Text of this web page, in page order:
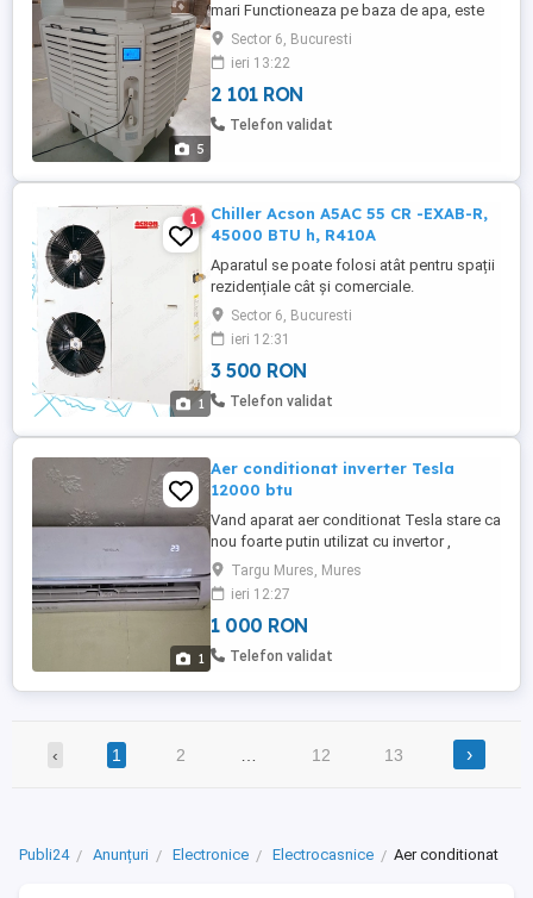
5
mari Functioneaza pe baza de apa, este
mobil, nu necesita racoduri exterioare,
consum redus de electricitate
Sector 6, Bucuresti
ieri 13:22
2 101 RON
Telefon validat
1
1
Chiller Acson A5AC 55 CR -EXAB-R,
45000 BTU h, R410A
Aparatul se poate folosi atât pentru spații
rezidențiale cât și comerciale.
Caracteristici principale: Capacitate
nominală (BTU h): 45000 (răcire) și 55000
(încălzire). Alimentare: 380-415 V 50 Hz.
Refrigerant: R410A. Nivel de zgomot: 61
dBA. Compresor: TANDEM ROTARY
...
Sector 6, Bucuresti
ieri 12:31
3 500 RON
Telefon validat
1
Aer conditionat inverter Tesla
12000 btu
Vand aparat aer conditionat Tesla stare ca
nou foarte putin utilizat cu invertor ,
functie racire- incalzire ,autocuratare, filtru
lavabil,antimucegai Este montat ,se poate
incerca Cu predade personala ,nu
expediez
Targu Mures, Mures
ieri 12:27
1 000 RON
Telefon validat
‹ 1 2 12 13 ›
Publi24 Anunțuri Electronice Electrocasnice Aer conditionat